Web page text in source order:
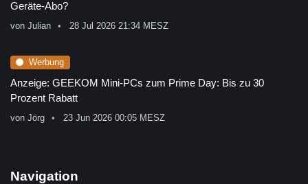
Geräte-Abo?
von Julian 28 Jul 2026 21:34 MESZ
Werbung
Anzeige: GEEKOM Mini-PCs zum Prime Day: Bis zu 30
Prozent Rabatt
von Jörg 23 Jun 2026 00:05 MESZ
Navigation